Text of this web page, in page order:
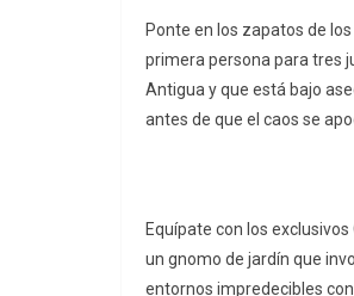
Ponte en los zapatos de
primera persona para tres
Antigua y que está bajo
antes de que el caos se
Equípate con los
un gnomo de jardín que
entornos impredecibles